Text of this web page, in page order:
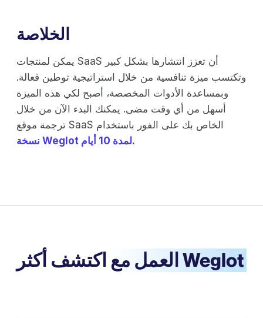
الخلاصة
يمكن لمنتجات SaaS أن تعزز انتشارها بشكل كبير
وتكتسب ميزة تنافسية من خلال استراتيجية توطين فعالة.
وبمساعدة الأدوات المخصصة، أصبح لكي هذه الميزة
أسهل من أي وقت مضى. يمكنك البدء الآن من خلال
ترجمة موقع SaaS الخاص بك على الفور باستخدام
نسخة Weglot لمدة 10 أيام.
العمل مع Weglot